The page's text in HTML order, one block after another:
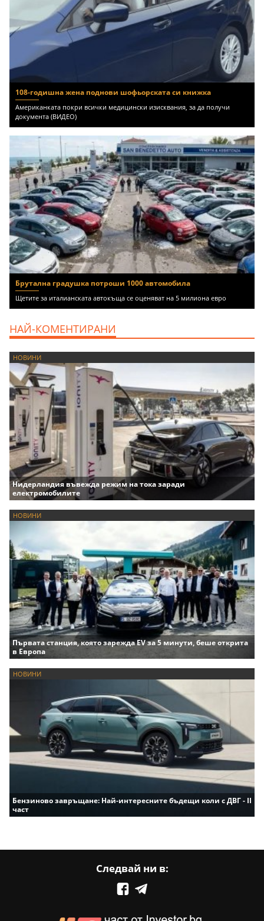
108-годишна жена поднови шофьорската си книжка
Американката покри всички медицински изисквания, за да получи
документа (ВИДЕО)
Брутална градушка потроши 1000 автомобила
Щетите за италианската автокъща се оценяват на 5 милиона евро
НАЙ-КОМЕНТИРАНИ
НОВИНИ
Нидерландия въвежда режим на тока заради
електромобилите
НОВИНИ
Първата станция, която зарежда EV за 5 минути, беше открита
в Европа
НОВИНИ
Бензиново завръщане: Най-интересните бъдещи коли с ДВГ - II
част
Следвай ни в: